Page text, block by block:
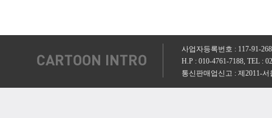
사업자등록번호 : 117-91-
H.P : 010-4761-7188, TEL :
통신판매업신고 : 제2011-서